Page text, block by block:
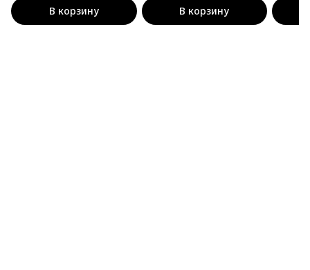
В корзину
В корзину